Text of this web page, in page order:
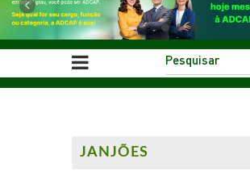
Previous
JANJÕES